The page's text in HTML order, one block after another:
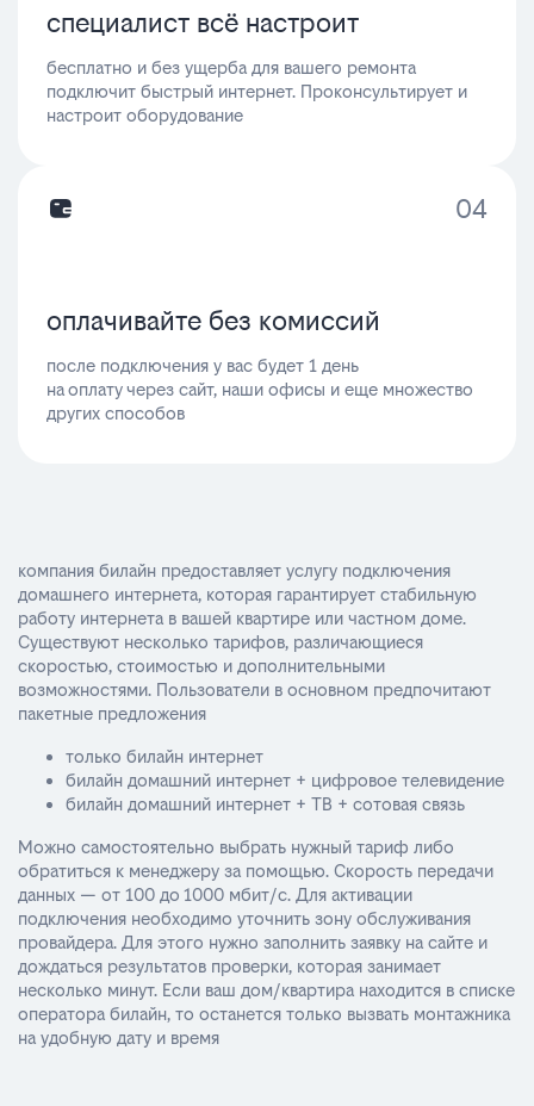
специалист всё настроит
бесплатно и без ущерба для вашего ремонта
подключит быстрый интернет. Проконсультирует и
настроит оборудование
04
оплачивайте без комиссий
после подключения у вас будет 1 день
на оплату через сайт, наши офисы и еще множество
других способов
компания билайн предоставляет услугу подключения
домашнего интернета, которая гарантирует стабильную
работу интернета в вашей квартире или частном доме.
Существуют несколько тарифов, различающиеся
скоростью, стоимостью и дополнительными
возможностями. Пользователи в основном предпочитают
пакетные предложения
только билайн интернет
билайн домашний интернет + цифровое телевидение
билайн домашний интернет + ТВ + сотовая связь
Можно самостоятельно выбрать нужный тариф либо
обратиться к менеджеру за помощью. Скорость передачи
данных — от 100 до 1000 мбит/с. Для активации
подключения необходимо уточнить зону обслуживания
провайдера. Для этого нужно заполнить заявку на сайте и
дождаться результатов проверки, которая занимает
несколько минут. Если ваш дом/квартира находится в списке
оператора билайн, то останется только вызвать монтажника
на удобную дату и время